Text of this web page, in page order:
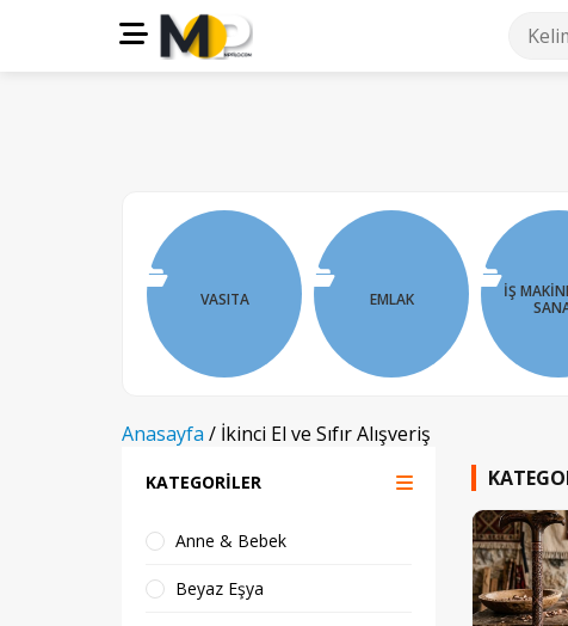
VASITA EMLAK
İŞ
Anasayfa / İkinci El ve Sıfır Alışveriş
KATEGORİLER
Anne & Bebek
Beyaz Eşya